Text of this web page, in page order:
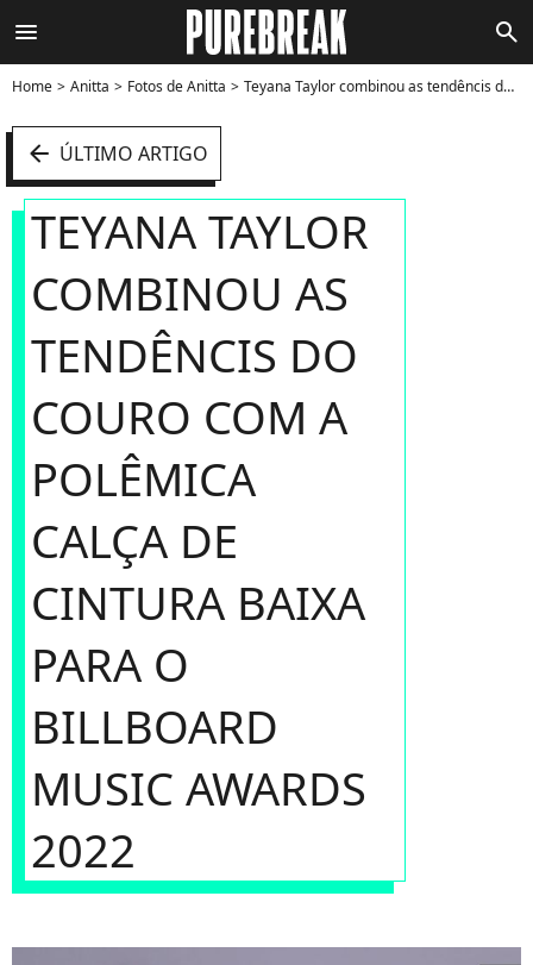
menu search
Home Anitta Fotos de Anitta Teyana Taylor combinou as tendêncis do couro com a polêmica calça de cintura baixa para o Billboard Music Awards 2022 - Foto
arrow_left ÚLTIMO ARTIGO
TEYANA TAYLOR
COMBINOU AS
TENDÊNCIS DO
COURO COM A
POLÊMICA
CALÇA DE
CINTURA BAIXA
PARA O
BILLBOARD
MUSIC AWARDS
2022